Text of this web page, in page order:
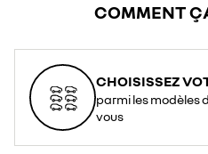
COMMENT
CHOISISSEZ
parmi les modèles
vous